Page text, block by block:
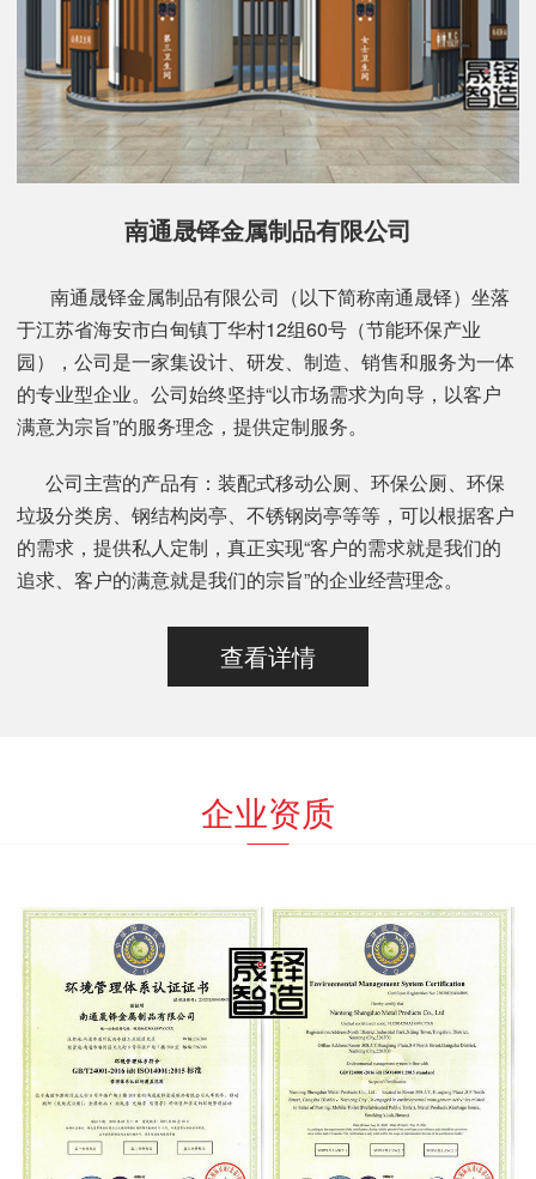
南通晟铎金属制品有限公司
南通晟铎金属制品有限公司（以下简称南通晟铎）坐落
于江苏省海安市白甸镇丁华村12组60号（节能环保产业
园），公司是一家集设计、研发、制造、销售和服务为一体
的专业型企业。公司始终坚持“以市场需求为向导，以客户
满意为宗旨”的服务理念，提供定制服务。
公司主营的产品有：装配式移动公厕、环保公厕、环保
垃圾分类房、钢结构岗亭、不锈钢岗亭等等，可以根据客户
的需求，提供私人定制，真正实现“客户的需求就是我们的
追求、客户的满意就是我们的宗旨”的企业经营理念。
查看详情
企业资质